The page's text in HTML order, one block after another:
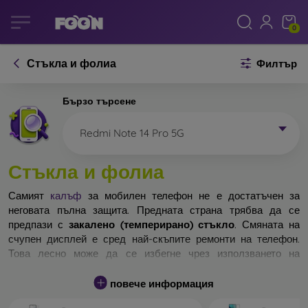
0
Стъкла и фолиа Филтър
Бързо търсене
Redmi Note 14 Pro 5G
Стъкла и фолиа
Самият калъф за мобилен телефон не е достатъчен за
неговата пълна защита. Предната страна трябва да се
предпази с закалено (темперирано) стъкло. Смяната на
счупен дисплей е сред най-скъпите ремонти на телефон.
Това лесно може да се избегне чрез използването на
Неразбиваемо стъкло за телефон не съществува, но при
повече информация